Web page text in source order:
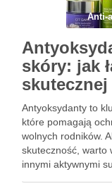
Anti-
skóry: jak
Antyoksydanty to
które pomagają
wolnych rodników.
skuteczność, warto
innymi aktywnymi